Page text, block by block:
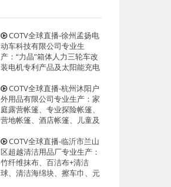
COTV全球直播-徐州孟扬电
动车科技有限公司专业生
产：“力晶”箱体人力三轮车改
装电机专利产品及太阳能充电
新、款式多样，欢迎全球新老
客户前来洽谈采购！欢迎大家
光临！
COTV全球直播-杭州沐阳户
外用品有限公司专业生产：家
庭露营帐篷、专业探险帐篷、
营地帐篷、酒店帐篷、儿童及
列产品；设计创新、匠心制
造、款式多样，源头工厂，欢
迎大家光临！
COTV全球直播-临沂市兰山
区超越清洁用品厂专业生产：
竹纤维抹布、百洁布+清洁
球、清洁海绵块、擦车巾、元